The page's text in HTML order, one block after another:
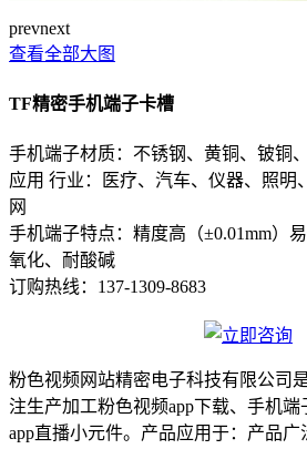
prevnext
查看全部大图
TF精密手机端子卡槽
手机端子材质：不锈钢、黄铜、铍铜
应用 行业：医疗、汽车、仪器、照明
网
手机端子特点：精度高（±0.01mm）
氧化、耐酸碱
订购热线： 137-1309-8683
粉色视频网站精密电子科技有限公司
注生产加工粉色视频app下载、手机
app直播小元件。产品应用于：产品